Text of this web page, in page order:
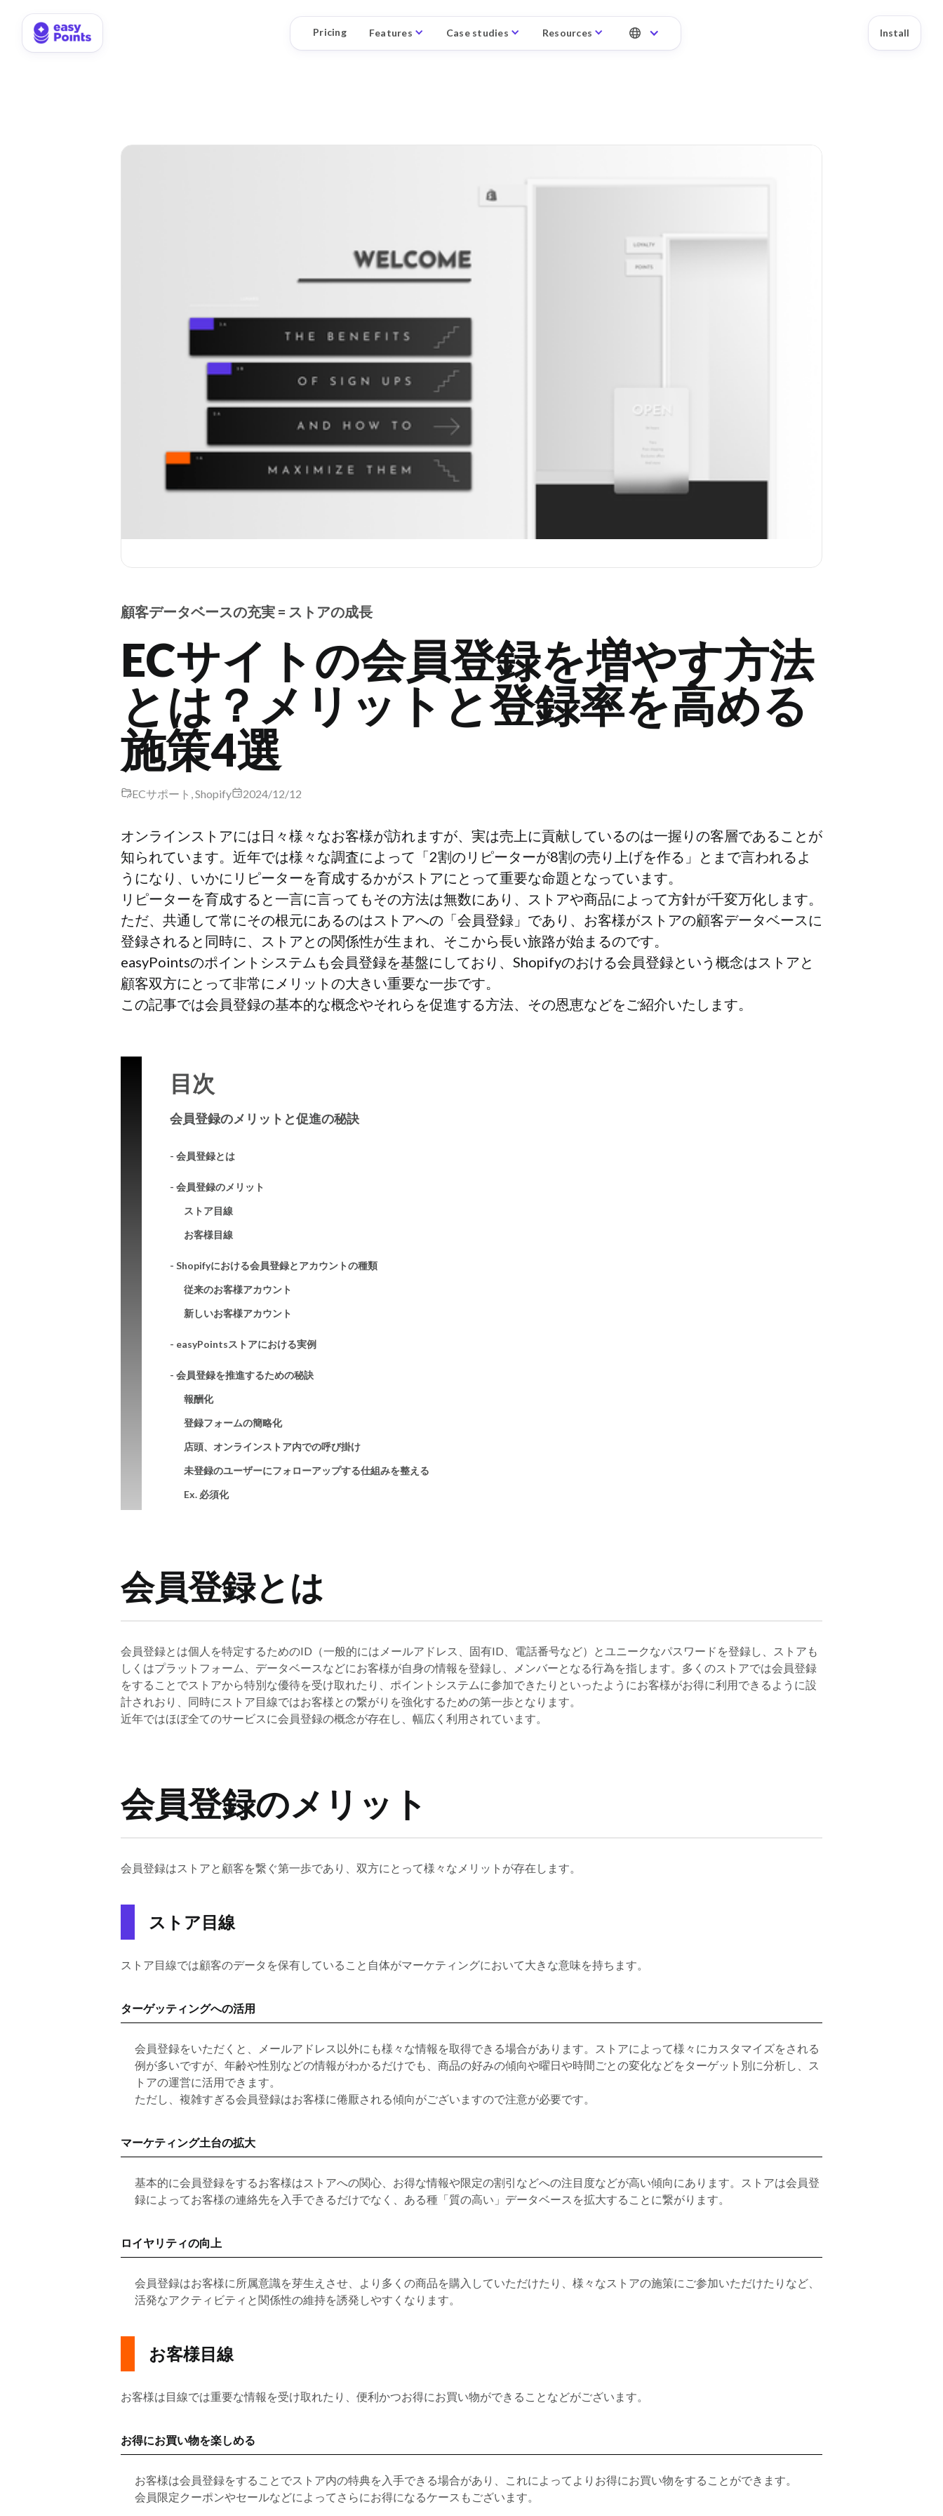
Pricing Features Case studies Resources Install
顧客データベースの充実 = ストアの成長
ECサイトの会員登録を増やす方法
とは？メリットと登録率を高める
施策4選
ECサポート, Shopify 2024/12/12
オンラインストアには日々様々なお客様が訪れますが、実は売上に貢献しているのは一握りの客層であることが
知られています。近年では様々な調査によって「2割のリピーターが8割の売り上げを作る」とまで言われるよ
うになり、いかにリピーターを育成するかがストアにとって重要な命題となっています。
リピーターを育成すると一言に言ってもその方法は無数にあり、ストアや商品によって方針が千変万化します。
ただ、共通して常にその根元にあるのはストアへの「会員登録」であり、お客様がストアの顧客データベースに
登録されると同時に、ストアとの関係性が生まれ、そこから長い旅路が始まるのです。
easyPointsのポイントシステムも会員登録を基盤にしており、Shopifyのおける会員登録という概念はストアと
顧客双方にとって非常にメリットの大きい重要な一歩です。
この記事では会員登録の基本的な概念やそれらを促進する方法、その恩恵などをご紹介いたします。
目次
会員登録のメリットと促進の秘訣
- 会員登録とは
- 会員登録のメリット
ストア目線
お客様目線
- Shopifyにおける会員登録とアカウントの種類
従来のお客様アカウント
新しいお客様アカウント
- easyPointsストアにおける実例
- 会員登録を推進するための秘訣
報酬化
登録フォームの簡略化
店頭、オンラインストア内での呼び掛け
未登録のユーザーにフォローアップする仕組みを整える
Ex. 必須化
会員登録とは
会員登録とは個人を特定するためのID（一般的にはメールアドレス、固有ID、電話番号など）とユニークなパスワードを登録し、ストアも
しくはプラットフォーム、データベースなどにお客様が自身の情報を登録し、メンバーとなる行為を指します。多くのストアでは会員登録
をすることでストアから特別な優待を受け取れたり、ポイントシステムに参加できたりといったようにお客様がお得に利用できるように設
計されおり、同時にストア目線ではお客様との繋がりを強化するための第一歩となります。
近年ではほぼ全てのサービスに会員登録の概念が存在し、幅広く利用されています。
会員登録のメリット
会員登録はストアと顧客を繋ぐ第一歩であり、双方にとって様々なメリットが存在します。
ストア目線
ストア目線では顧客のデータを保有していること自体がマーケティングにおいて大きな意味を持ちます。
ターゲッティングへの活用
会員登録をいただくと、メールアドレス以外にも様々な情報を取得できる場合があります。ストアによって様々にカスタマイズをされる
例が多いですが、年齢や性別などの情報がわかるだけでも、商品の好みの傾向や曜日や時間ごとの変化などをターゲット別に分析し、ス
トアの運営に活用できます。
ただし、複雑すぎる会員登録はお客様に倦厭される傾向がございますので注意が必要です。
マーケティング土台の拡大
基本的に会員登録をするお客様はストアへの関心、お得な情報や限定の割引などへの注目度などが高い傾向にあります。ストアは会員登
録によってお客様の連絡先を入手できるだけでなく、ある種「質の高い」データベースを拡大することに繋がります。
ロイヤリティの向上
会員登録はお客様に所属意識を芽生えさせ、より多くの商品を購入していただけたり、様々なストアの施策にご参加いただけたりなど、
活発なアクティビティと関係性の維持を誘発しやすくなります。
お客様目線
お客様は目線では重要な情報を受け取れたり、便利かつお得にお買い物ができることなど⁨⁩がございます。
お得にお買い物を楽しめる
お客様は会員登録をすることでストア内の特典を入手できる場合があり、これによってよりお得にお買い物をすることができます。
会員限定クーポンやセールなどによってさらにお得になるケースもございます。